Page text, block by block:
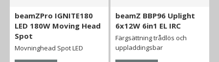
beamZPro IGNITE180
LED 180W Moving Head
Spot
Movninghead Spot LED
beamZ BBP96 Uplight
6x12W 6in1 EL IRC
Färgsättning trådlös och
uppladdingsbar